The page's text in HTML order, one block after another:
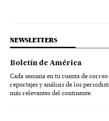
NEWSLETTERS
Boletín de América
Cada semana en tu cuenta de
reportajes y análisis de los
más relevantes del continente.